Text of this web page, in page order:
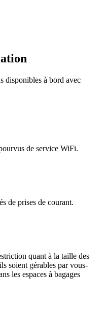
disponibles à bord avec
de service WiFi.
de prises de courant.
quant à la taille des
soient gérables par vous-
les espaces à bagages